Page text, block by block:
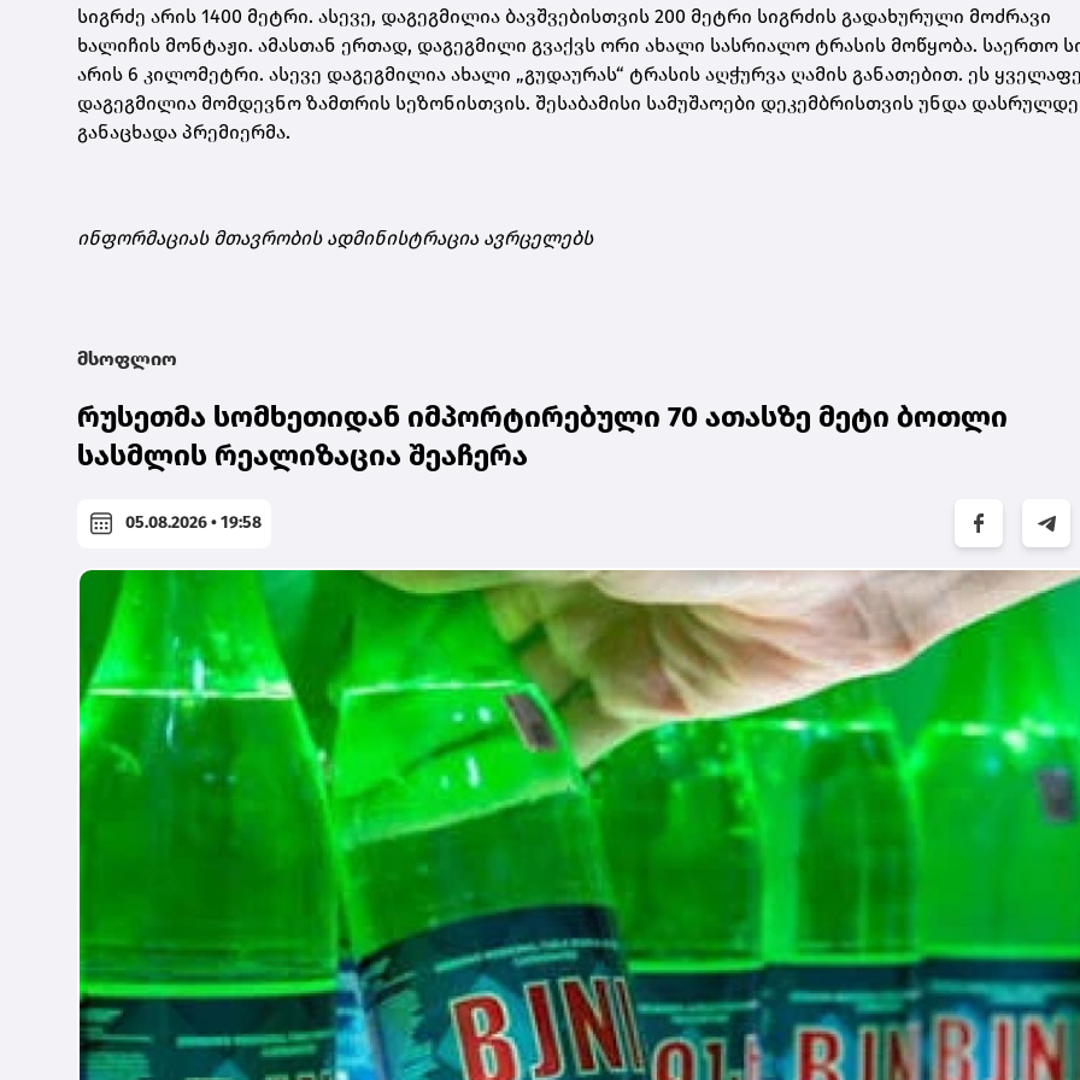
სიგრძე არის 1400 მეტრი. ასევე, დაგეგმილია ბავშვებისთვის 200 მეტრი სიგრძის გადახურული მოძრავი
ხალიჩის მონტაჟი. ამასთან ერთად, დაგეგმილი გვაქვს ორი ახალი სასრიალო ტრასის მოწყობა. საერთო
არის 6 კილომეტრი. ასევე დაგეგმილია ახალი „გუდაურას“ ტრასის აღჭურვა ღამის განათებით. ეს
დაგეგმილია მომდევნო ზამთრის სეზონისთვის. შესაბამისი სამუშაოები დეკემბრისთვის უნდა
განაცხადა პრემიერმა.
ინფორმაციას მთავრობის ადმინისტრაცია ავრცელებს
მსოფლიო
რუსეთმა სომხეთიდან იმპორტირებული 70 ათასზე მეტი ბოთლი
სასმლის რეალიზაცია შეაჩერა
05.08.2026 • 19:58